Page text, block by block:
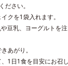
ださい。
クを1袋入れます。
豆乳、ヨーグルトを
あがり。
1日1食を目安にお召